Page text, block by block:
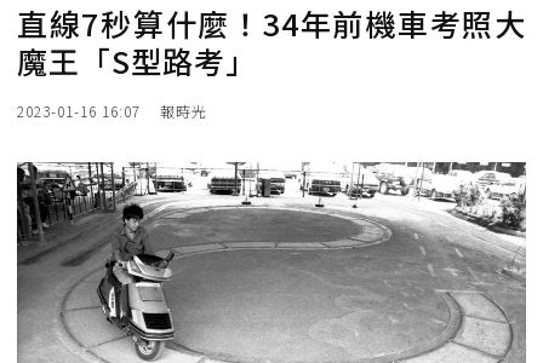
直線7秒算什麼！34年前機車考照大
魔王「S型路考」
2023-01-16 16:07 報時光